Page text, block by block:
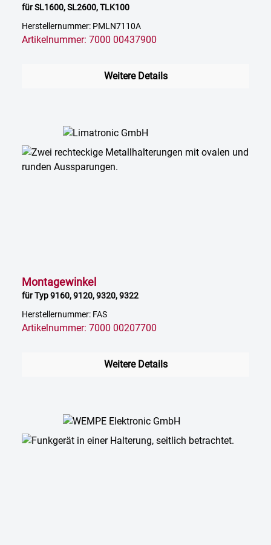
für SL1600, SL2600, TLK100
Herstellernummer: PMLN7110A
Artikelnummer: 7000 00437900
Weitere Details
Montagewinkel
für Typ 9160, 9120, 9320, 9322
Herstellernummer: FAS
Artikelnummer: 7000 00207700
Weitere Details